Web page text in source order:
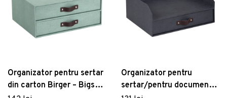
Organizator pentru sertar
din carton Birger – Bigso
Organizator pentru
sertar/pentru documente